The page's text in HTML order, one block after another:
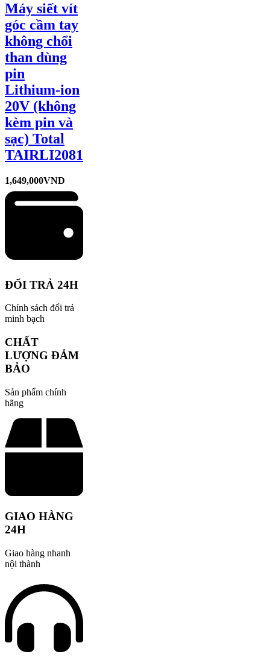
Máy siết vít
góc cầm tay
không chổi
than dùng
pin
Lithium-ion
20V (không
kèm pin và
sạc) Total
TAIRLI2081
1,649,000VND
ĐỔI TRẢ 24H
Chính sách đổi trả
minh bạch
CHẤT
LƯỢNG ĐẢM
BẢO
Sản phẩm chính
hãng
GIAO HÀNG
24H
Giao hàng nhanh
nội thành